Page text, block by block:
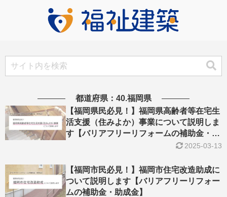
都道府県：40.福岡県
【福岡県民必見！】福岡県高齢者等在宅生
活支援（住みよか）事業について説明しま
す【バリアフリーリフォームの補助金・助
2025-03-13
【福岡市民必見！】福岡市住宅改造助成に
ついて説明します【バリアフリーリフォー
ムの補助金・助成金】